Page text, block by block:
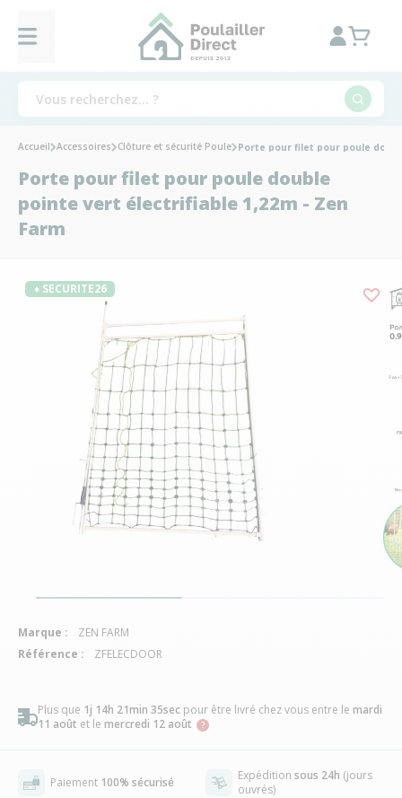
Plus que 1j 14h 21min 34sec pour être livré chez vous entre le mardi
11 août et le mercredi 12 août
Paiement 100% sécurisé Expédition sous 24h (jours
ouvrés)
Accueil Accessoires Clôture et sécurité Poule Porte pour filet pour poule
Porte pour filet pour poule double
pointe vert électrifiable 1,22m - Zen
Farm
♦ SECURITE26
Marque :
ZEN FARM
Référence :
ZFELECDOOR